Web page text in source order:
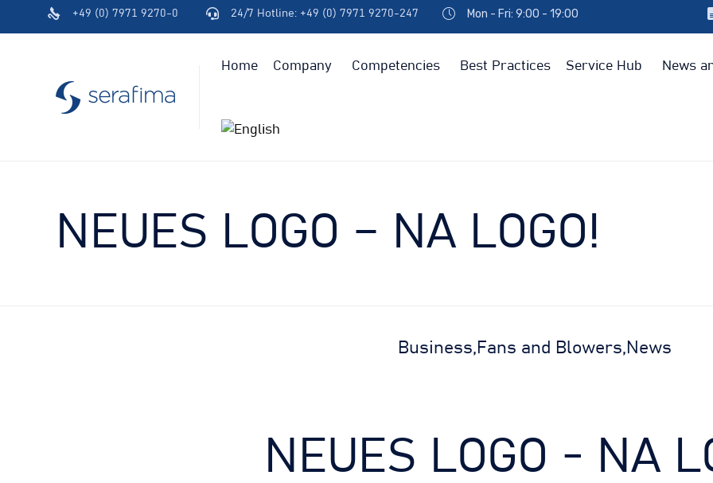
(+49)
791
+49 (0) 7971 9270-0
(+49)
791
24/7 Hotline: +49 (0) 7971 9270-247 Mon - Fri: 9:00 - 19:00
Home Company Competencies Best Practices Service Hub News
NEUES LOGO – NA LOGO!
Business Fans and Blowers News
NEUES LOGO - NA